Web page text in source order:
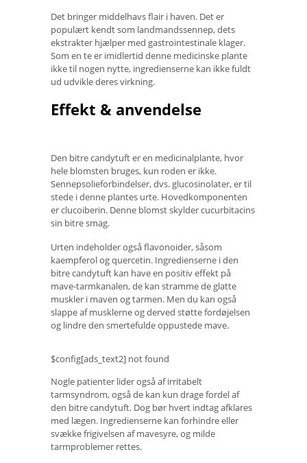
Det bringer middelhavs flair i haven. Det er
populært kendt som landmandssennep, dets
ekstrakter hjælper med gastrointestinale klager.
Som en te er imidlertid denne medicinske plante
ikke til nogen nytte, ingredienserne kan ikke fuldt
ud udvikle deres virkning.
Effekt & anvendelse
Den bitre candytuft er en medicinalplante, hvor
hele blomsten bruges, kun roden er ikke.
Sennepsolieforbindelser, dvs. glucosinolater, er til
stede i denne plantes urte. Hovedkomponenten
er clucoiberin. Denne blomst skylder cucurbitacins
sin bitre smag.
Urten indeholder også flavonoider, såsom
kaempferol og quercetin. Ingredienserne i den
bitre candytuft kan have en positiv effekt på
mave-tarmkanalen, de kan stramme de glatte
muskler i maven og tarmen. Men du kan også
slappe af musklerne og derved støtte fordøjelsen
og lindre den smertefulde oppustede mave.
$config[ads_text2] not found
Nogle patienter lider også af irritabelt
tarmsyndrom, også de kan kun drage fordel af
den bitre candytuft. Dog bør hvert indtag afklares
med lægen. Ingredienserne kan forhindre eller
svække frigivelsen af ​​mavesyre, og milde
tarmproblemer rettes.